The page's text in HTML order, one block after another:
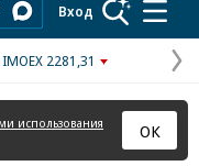
Вход
IMOEX 2281,31
использования
ОК